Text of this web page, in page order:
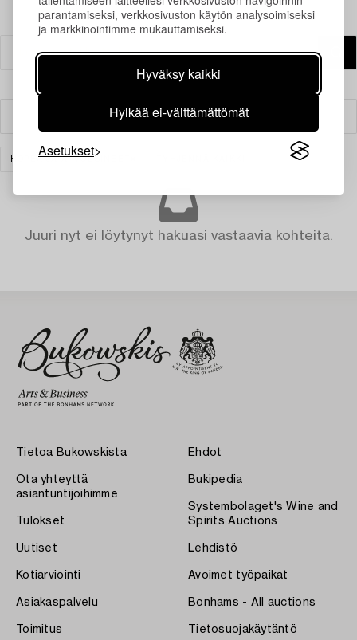
parantamiseksi, verkkosivuston käytön analysoimiseksi
ja markkinointimme mukauttamiseksi.
Hyväksy kaikki
Hylkää ei-välttämättömät
Asetukset
Suodatin
HOPEA JA ARVOESINEET
Juuri nyt ei löytynyt hakuasi vastaavia kohteita.
Tietoa Bukowskista
Ota yhteyttä
asiantuntijoihimme
Tulokset
Uutiset
Kotiarviointi
Asiakaspalvelu
Toimitus
Ehdot
Bukipedia
Systembolaget's Wine and
Spirits Auctions
Lehdistö
Avoimet työpaikat
Bonhams - All auctions
Tietosuojakäytäntö